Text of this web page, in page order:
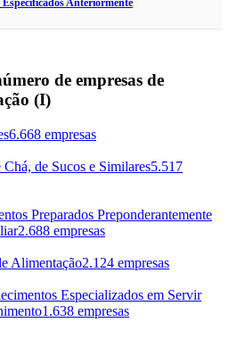
Anteriormente
de empresas de
(I)
6.668 empresas
de Sucos e Similares5.517
Preparados Preponderantemente
2.688 empresas
Alimentação2.124 empresas
Especializados em Servir
1.638 empresas